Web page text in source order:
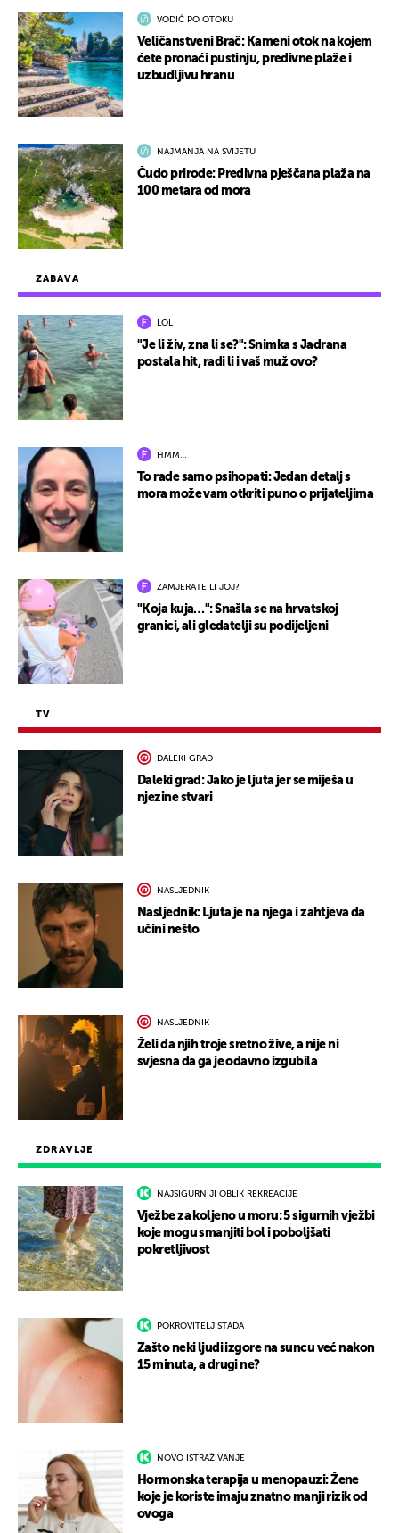
ZDRAVLJE
NAJSIGURNIJI OBLIK REKREACIJE
Vježbe za koljeno u moru: 5 sigurnih vježbi
koje mogu smanjiti bol i poboljšati
pokretljivost
POKROVITELJ STADA
Zašto neki ljudi izgore na suncu već nakon
15 minuta, a drugi ne?
NOVO ISTRAŽIVANJE
Hormonska terapija u menopauzi: Žene
koje je koriste imaju znatno manji rizik od
ovoga
ZABAVA
LOL
"Je li živ, zna li se?": Snimka s Jadrana
postala hit, radi li i vaš muž ovo?
HMM…
To rade samo psihopati: Jedan detalj s
mora može vam otkriti puno o prijateljima
ZAMJERATE LI JOJ?
"Koja kuja…": Snašla se na hrvatskoj
granici, ali gledatelji su podijeljeni
TV
DALEKI GRAD
Daleki grad: Jako je ljuta jer se miješa u
njezine stvari
NASLJEDNIK
Nasljednik: Ljuta je na njega i zahtjeva da
učini nešto
NASLJEDNIK
Želi da njih troje sretno žive, a nije ni
svjesna da ga je odavno izgubila
VODIČ PO OTOKU
Veličanstveni Brač: Kameni otok na kojem
ćete pronaći pustinju, predivne plaže i
uzbudljivu hranu
NAJMANJA NA SVIJETU
Čudo prirode: Predivna pješčana plaža na
100 metara od mora